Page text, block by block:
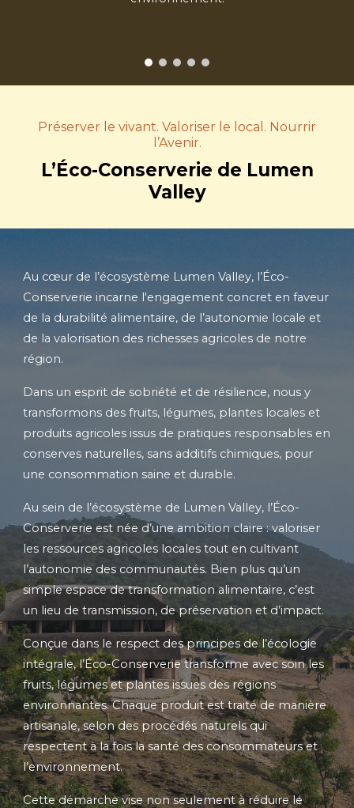
Préserver le vivant. Valoriser le local. Nourrir
l’Avenir.
L’Éco-Conserverie de Lumen
Valley
Au cœur de l’écosystème Lumen Valley, l’Éco-
Conserverie incarne l'engagement concret en faveur
de la durabilité alimentaire, de l’autonomie locale et
de la valorisation des richesses agricoles de notre
région.
Dans un esprit de sobriété et de résilience, nous y
transformons des fruits, légumes, plantes locales et
produits agricoles issus de pratiques responsables en
conserves naturelles, sans additifs chimiques, pour
une consommation saine et durable.
Au sein de l’écosystème de Lumen Valley, l’Éco-
Conserverie est née d’une ambition claire: valoriser
les ressources agricoles locales tout en cultivant
l’autonomie des communautés. Bien plus qu’un
simple espace de transformation alimentaire, c’est
un lieu de transmission, de préservation et d’impact.
Conçue dans le respect des principes de l’écologie
intégrale, l’Éco-Conserverie transforme avec soin les
fruits, légumes et plantes issues des régions
environnantes. Chaque produit est traité de manière
artisanale, selon des procédés naturels qui
respectent à la fois la santé des consommateurs et
l’environnement.
Cette démarche vise non seulement à réduire le